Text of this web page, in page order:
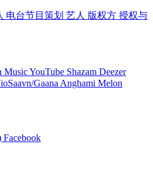
电台节目策划 艺人 版权方 授权与
MusicYouTube Shazam Deezer
Gaana Anghami Melon
Facebook